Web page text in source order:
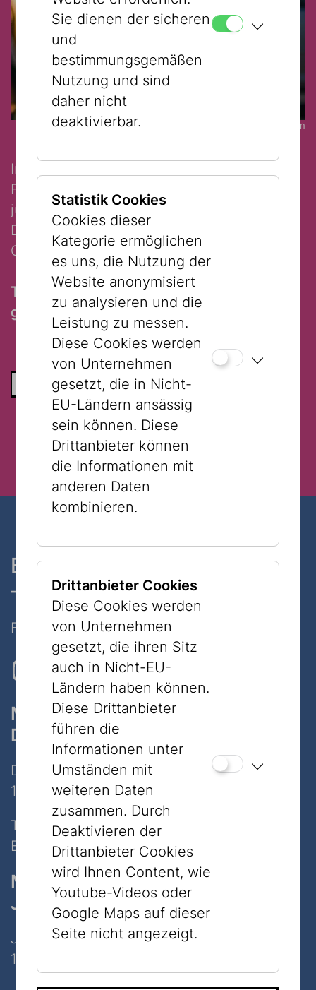
© Jüdisches Museum Wien
Im Rahmen dieser deutschsprachigen
Führung können Sie „Ihre“ Stadt aus einer
jüdischen Perspektive wahrnehmen.
Die Führung findet auch in
Gebärdensprache statt.
Teilnahme mit Führungsticket € 3,- und
gültigem Eintrittsticket.
ZURÜCK ZUR LISTE
Ein Museum, zwei Standorte
– nur 7 Minuten zu Fuß
Folgen Sie uns auf Social Media
Museum
Dorotheergasse
Dorotheergasse 11
1010 Wien
Tel:
+43 1 535 04 31
E-Mail:info@jmw.at
Museum
Judenplatz
Judenplatz 8
1010 Wien
Sie dienen der sicheren
und
bestimmungsgemäßen
Nutzung und sind
daher nicht
deaktivierbar.
Statistik Cookies
Cookies dieser
Kategorie ermöglichen
es uns, die Nutzung der
Website anonymisiert
zu analysieren und die
Leistung zu messen.
Diese Cookies werden
von Unternehmen
gesetzt, die in Nicht-
EU-Ländern ansässig
sein können. Diese
Drittanbieter können
die Informationen mit
anderen Daten
kombinieren.
Drittanbieter Cookies
Diese Cookies werden
von Unternehmen
gesetzt, die ihren Sitz
auch in Nicht-EU-
Ländern haben können.
Diese Drittanbieter
führen die
Informationen unter
Umständen mit
weiteren Daten
zusammen. Durch
Deaktivieren der
Drittanbieter Cookies
wird Ihnen Content, wie
Youtube-Videos oder
Google Maps auf dieser
Seite nicht angezeigt.